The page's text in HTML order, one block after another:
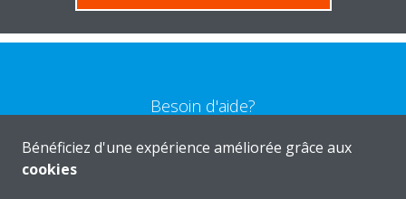
Besoin d'aide?
CONTACTEZ-NOUS
Bénéficiez d'une expérience améliorée grâce aux
cookies